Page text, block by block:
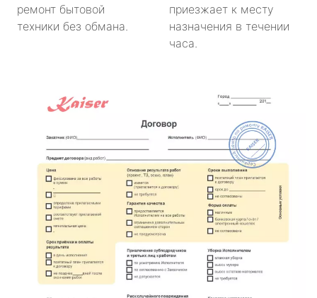
ремонт бытовой
техники без обмана.
приезжает к месту
назначения в течении
часа.